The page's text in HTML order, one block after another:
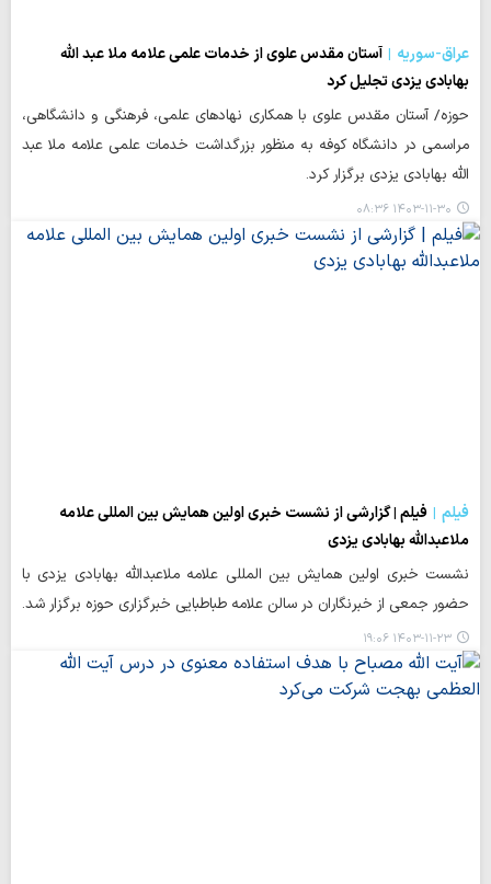
عراق-سوریه
آستان مقدس علوی از خدمات علمی علامه ملا عبد الله
بهابادی یزدی تجلیل کرد
حوزه/ آستان مقدس علوی با همکاری نهادهای علمی، فرهنگی و دانشگاهی،
مراسمی در دانشگاه کوفه به منظور بزرگداشت خدمات علمی علامه ملا عبد
الله بهابادی یزدی برگزار کرد.
۱۴۰۳-۱۱-۳۰ ۰۸:۳۶
فیلم
فیلم | گزارشی از نشست خبری اولین همایش بین المللی علامه
ملاعبدالله بهابادی یزدی
نشست خبری اولین همایش بین المللی علامه ملاعبدالله بهابادی یزدی با
حضور جمعی از خبرنگاران در سالن علامه طباطبایی خبرگزاری حوزه برگزار شد.
۱۴۰۳-۱۱-۲۳ ۱۹:۰۶